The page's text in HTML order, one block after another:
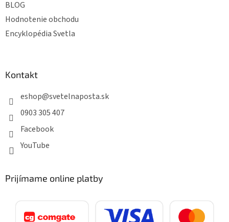
BLOG
Hodnotenie obchodu
Encyklopédia Svetla
Kontakt
eshop@svetelnaposta.sk
0903 305 407
Facebook
YouTube
Prijímame online platby